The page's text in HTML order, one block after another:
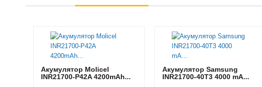
Акумулятор Molicel
INR21700-P42A 4200mAh...
Акумулятор Samsung
INR21700-40T3 4000 mA...